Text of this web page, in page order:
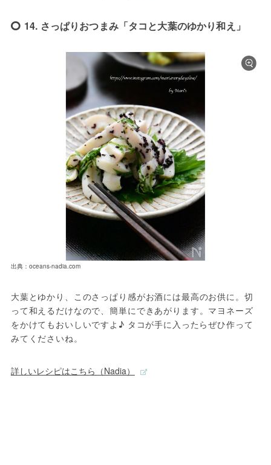
14. さっぱりおつまみ「タコと大葉のゆかり和え」
出典：oceans-nadia.com
大葉とゆかり、このさっぱり感がお酒には最高のお供に。切
って和えるだけなので、簡単にできあがります。マヨネーズ
をかけてもおいしいですよ♪ タコが手に入ったらぜひ作って
みてくださいね。
詳しいレシピはこちら（Nadia）